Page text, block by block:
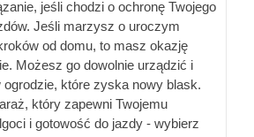
jeśli chodzi o ochronę Twojego
Jeśli marzysz o uroczym
od domu, to masz okazję
Możesz go dowolnie urządzić i
które zyska nowy blask.
który zapewni Twojemu
i gotowość do jazdy - wybierz